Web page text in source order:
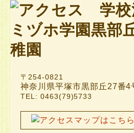
〒254-0821
神奈川県平塚市黒部丘27番4
TEL: 0463(79)5733